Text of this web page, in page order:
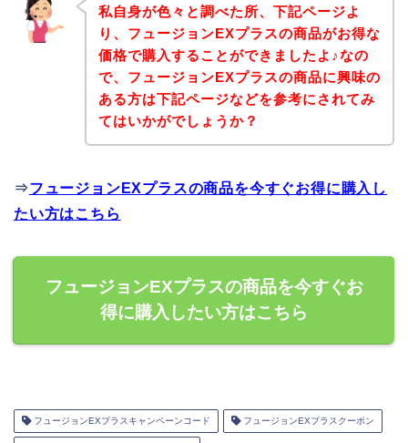
私自身が色々と調べた所、下記ページよ
り、フュージョンEXプラスの商品がお得な
価格で購入することができましたよ♪なの
で、フュージョンEXプラスの商品に興味の
ある方は下記ページなどを参考にされてみ
てはいかがでしょうか？
⇒フュージョンEXプラスの商品を今すぐお得に購入し
たい方はこちら
フュージョンEXプラスの商品を今すぐお
得に購入したい方はこちら
フュージョンEXプラスキャンペーンコード フュージョンEXプラスクーポン